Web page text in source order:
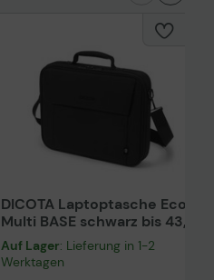
DICOTA Laptoptasche Eco
Multi BASE schwarz bis 43,9
cm (17,3 Zoll)
Auf Lager: Lieferung in 1-2
Werktagen